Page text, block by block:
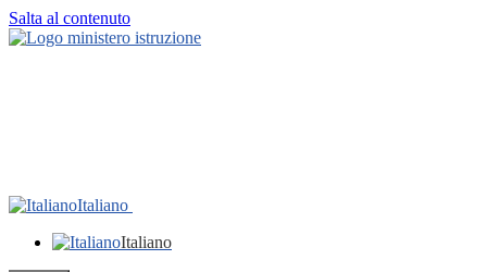
Salta al contenuto
Italiano
Italiano